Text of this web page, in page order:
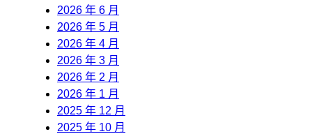
2026 年 6 月
2026 年 5 月
2026 年 4 月
2026 年 3 月
2026 年 2 月
2026 年 1 月
2025 年 12 月
2025 年 10 月